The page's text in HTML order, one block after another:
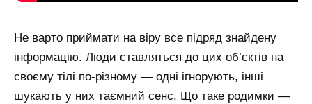
Не варто приймати на віру все підряд знайдену
інформацію. Люди ставляться до цих об’єктів на
своєму тілі по-різному — одні ігнорують, інші
шукають у них таємний сенс. Що таке родимки —